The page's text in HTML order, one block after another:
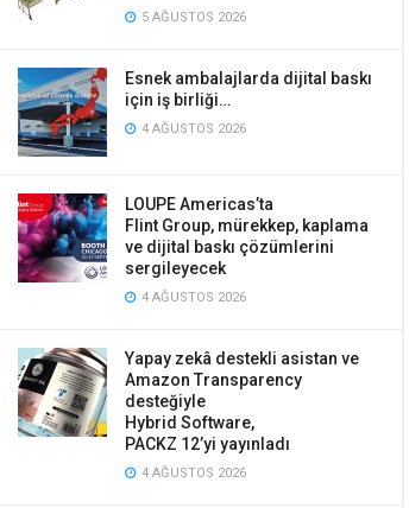
5 AĞUSTOS 2026
Esnek ambalajlarda dijital baskı
için iş birliği…
4 AĞUSTOS 2026
LOUPE Americas’ta
Flint Group, mürekkep, kaplama
ve dijital baskı çözümlerini
sergileyecek
4 AĞUSTOS 2026
Yapay zekâ destekli asistan ve
Amazon Transparency
desteğiyle
Hybrid Software,
PACKZ 12’yi yayınladı
4 AĞUSTOS 2026